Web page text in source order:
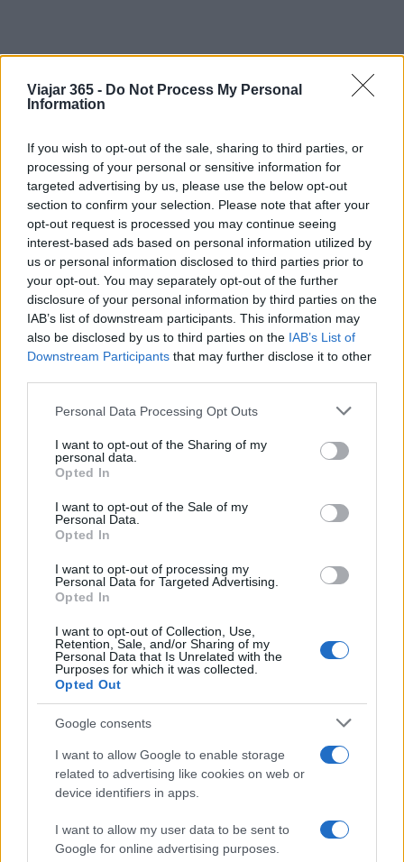
Viajar 365 - Do Not Process My Personal
Information
If you wish to opt-out of the sale, sharing to third parties, or
processing of your personal or sensitive information for
targeted advertising by us, please use the below opt-out
section to confirm your selection. Please note that after your
opt-out request is processed you may continue seeing
interest-based ads based on personal information utilized by
us or personal information disclosed to third parties prior to
your opt-out. You may separately opt-out of the further
disclosure of your personal information by third parties on the
IAB’s list of downstream participants. This information may
also be disclosed by us to third parties on the IAB’s List of
Downstream Participants that may further disclose it to other
Please note that this website/app uses one or more Google
not limited to your visit or usage behaviour. You may click to
grant or deny consent to Google and its third-party tags to
use your data for below specified purposes in below Google
consent section.
Personal Data Processing Opt Outs
I want to opt-out of the Sharing of my
personal data.
Opted In
I want to opt-out of the Sale of my
Personal Data.
Opted In
I want to opt-out of processing my
Personal Data for Targeted Advertising.
Opted In
I want to opt-out of Collection, Use,
Retention, Sale, and/or Sharing of my
Personal Data that Is Unrelated with the
Purposes for which it was collected.
Opted Out
Google consents
I want to allow Google to enable storage
related to advertising like cookies on web or
device identifiers in apps.
I want to allow my user data to be sent to
Google for online advertising purposes.
AUTOR
Staff
Sigue leyendo
NOTICIAS